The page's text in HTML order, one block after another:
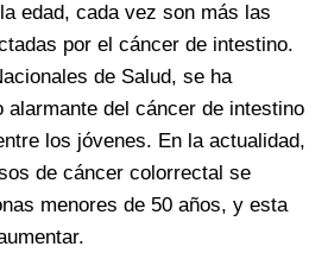
edad, cada vez son más las
por el cáncer de intestino.
de Salud, se ha
alarmante del cáncer de intestino
los jóvenes. En la actualidad,
de cáncer colorrectal se
menores de 50 años, y esta